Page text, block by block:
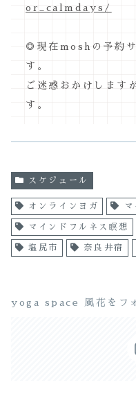
or_calmdays/
◎現在moshの予約
す。
ご迷惑おかけします
す。
スケジュール
オンラインヨガ
マインドフルネス瞑想
塩尻市 奈良井宿
yoga space 風花をフ